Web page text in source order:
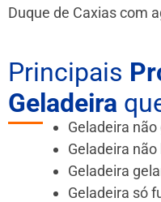
Duque de Caxiascom
Principais
Geladeira
Geladeira não
Geladeira não
Geladeira
Geladeira só